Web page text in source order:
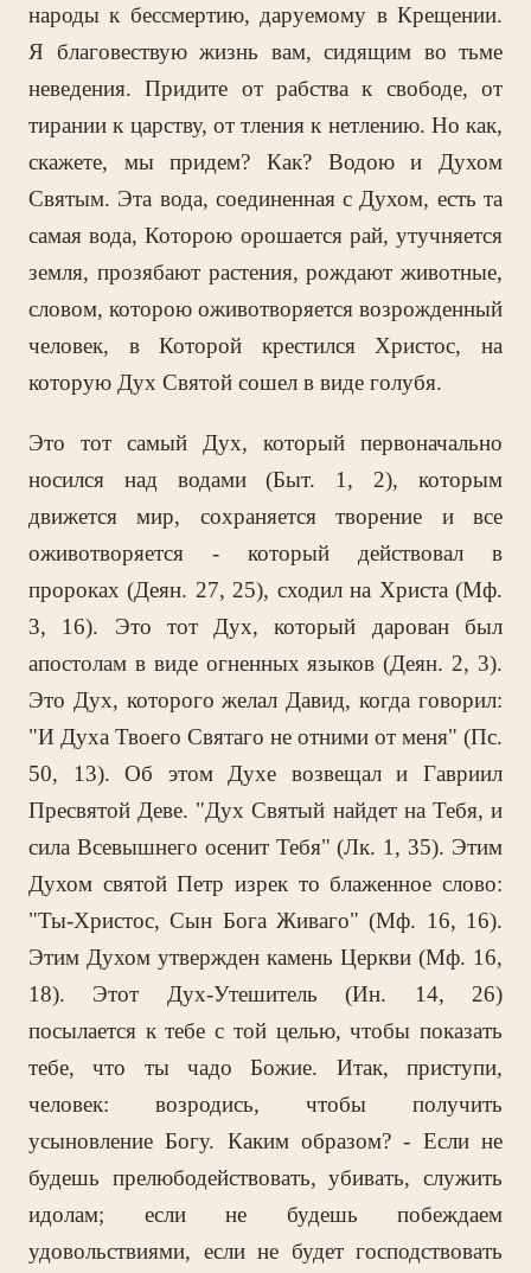
народы к бессмертию, даруемому в Крещении.
Я благовествую жизнь вам, сидящим во тьме
неведения. Придите от рабства к свободе, от
тирании к царству, от тления к нетлению. Но как,
скажете, мы придем? Как? Водою и Духом
Святым. Эта вода, соединенная с Духом, есть та
самая вода, Которою орошается рай, утучняется
земля, прозябают растения, рождают животные,
словом, которою оживотворяется возрожденный
человек, в Которой крестился Христос, на
которую Дух Святой сошел в виде голубя.
Это тот самый Дух, который первоначально
носился над водами (Быт. 1, 2), которым
движется мир, сохраняется творение и все
оживотворяется - который действовал в
пророках (Деян. 27, 25), сходил на Христа (Мф.
3, 16). Это тот Дух, который дарован был
апостолам в виде огненных языков (Деян. 2, 3).
Это Дух, которого желал Давид, когда говорил:
"И Духа Твоего Святаго не отними от меня" (Пс.
50, 13). Об этом Духе возвещал и Гавриил
Пресвятой Деве. "Дух Святый найдет на Тебя, и
сила Всевышнего осенит Тебя" (Лк. 1, 35). Этим
Духом святой Петр изрек то блаженное слово:
"Ты-Христос, Сын Бога Живаго" (Мф. 16, 16).
Этим Духом утвержден камень Церкви (Мф. 16,
18). Этот Дух-Утешитель (Ин. 14, 26)
посылается к тебе с той целью, чтобы показать
тебе, что ты чадо Божие. Итак, приступи,
человек: возродись, чтобы получить
усыновление Богу. Каким образом? - Если не
будешь прелюбодействовать, убивать, служить
идолам; если не будешь побеждаем
удовольствиями, если не будет господствовать